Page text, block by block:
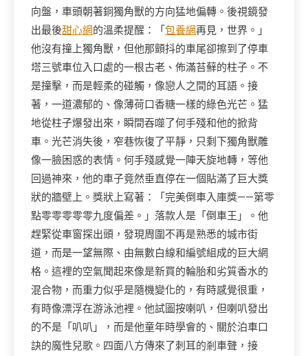
向盤，車頭朝著銅獨角獸的方向猛地偏轉。後視鏡發
出最後甜心網的溫柔提醒：「 包養網再見，世界。」
他沒有撞上獨角獸，但他那顫抖的車尾卻擦到了停車
塔三號車位入口處的一根古老、佈滿苔蘚的柱子。不
是撞擊，而是輕柔的碰觸，像戀人之間的耳語。接
著，一道濃郁的、像薄荷口香糖一樣的綠色光芒。猛
地從柱子爆發出來，瞬間吞噬了何手殘和他的掀背
車。光芒消失後，窄巷恢復了平靜，只剩下獨角獸雕
像一臉困惑的表情。何手殘感覺一陣天旋地轉，等他
回過神來，他的車子竟然垂直停在一個貼滿了巨大獎
狀的牆壁上。獎狀上寫著：「完美倒車入庫獎——第零
點零零零零零九度偏差。」落款人是「倒車王」。他
趕緊從車窗探出頭，發現周圍不再是熟悉的城市街
道，而是一望無際、由無數白線和編號組成的巨大網
格。這裡的空氣聞起來像是新買的輪胎和劣質香水的
混合物，而重力似乎是隨機變化的，有時感覺很重，
有時像漂浮在游泳池裡。他試圖按喇叭，但喇叭發出
的不是「叭叭」，而是他童年時學會的、關於泊車口
訣的魔性兒歌。四面八方傳來了刺耳的剎車聲，接